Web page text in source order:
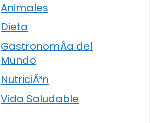
Animales
Dieta
GastronomÃ­a del
Mundo
NutriciÃ³n
Vida Saludable